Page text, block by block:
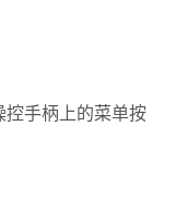
控手柄上的菜单按